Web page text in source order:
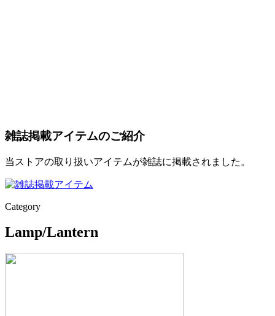
雑誌掲載アイテムのご紹介
当ストアの取り扱いアイテムが雑誌に掲載されました。
Category
Lamp/Lantern